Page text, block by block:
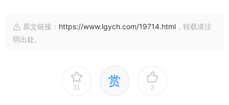
原文链接： https://www.lgych.com/19714.html ，转载请注
明出处。
31 赏 2